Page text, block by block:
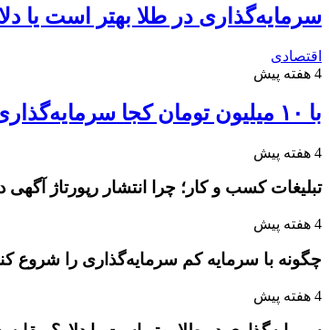
سرمایه‌گذاری در طلا بهتر است یا
اقتصادی
4 هفته پیش
با ۱۰ میلیون تومان کجا سرمایه‌گذاری کنیم؟ بررسی سودآورترین گزینه‌ها
4 هفته پیش
تبلیغات کسب و کار؛ چرا انتشار رپورتاژ
4 هفته پیش
چگونه با سرمایه کم سرمایه‌گذاری را شروع
4 هفته پیش